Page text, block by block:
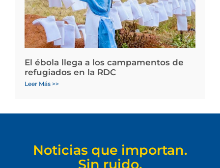
El ébola llega a los campamentos de
refugiados en la RDC
Leer Más >>
Noticias que importan.
Sin ruido.